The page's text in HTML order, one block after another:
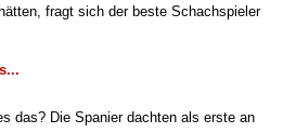
fragt sich der beste Schachspieler
das? Die Spanier dachten als erste an